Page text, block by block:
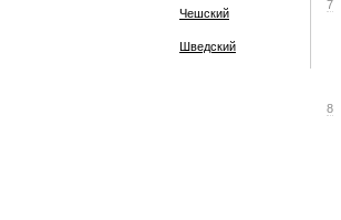
Чешский
Шведский
7
8